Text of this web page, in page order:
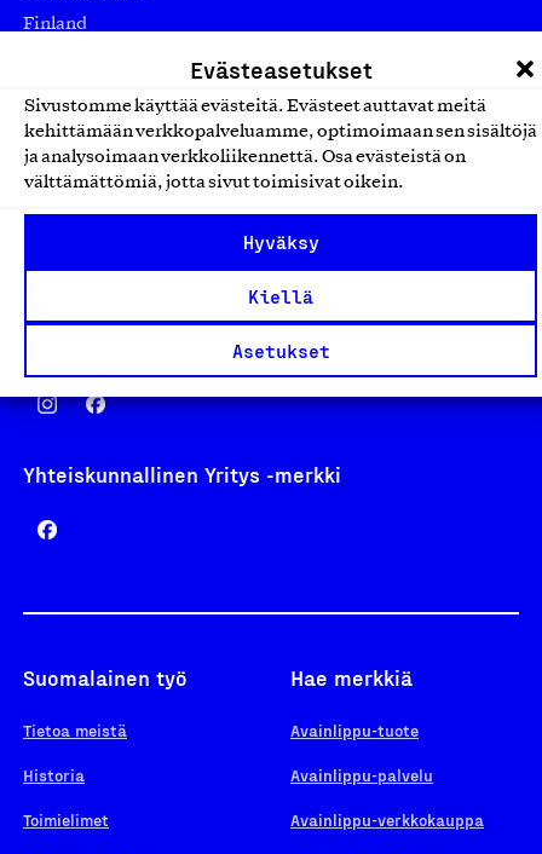
Evästeasetukset
Sivustomme käyttää evästeitä. Evästeet auttavat meitä
kehittämään verkkopalveluamme, optimoimaan sen sisältöjä
ja analysoimaan verkkoliikennettä. Osa evästeistä on
välttämättömiä, jotta sivut toimisivat oikein.
Hyväksy
Kiellä
Asetukset
Finland
asiakaspalvelu@suomalainentyo.fi
Avainlippu
Yhteiskunnallinen Yritys -merkki
Suomalainen työ
Tietoa meistä
Historia
Toimielimet
Hae merkkiä
Avainlippu-tuote
Avainlippu-palvelu
Avainlippu-verkkokauppa